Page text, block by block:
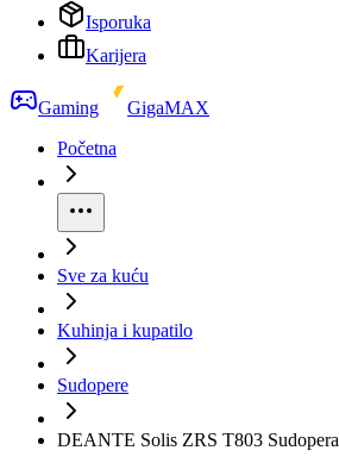
Isporuka
Karijera
Gaming
GigaMAX
Početna
Sve za kuću
Kuhinja i kupatilo
Sudopere
DEANTE Solis ZRS T803 Sudopera